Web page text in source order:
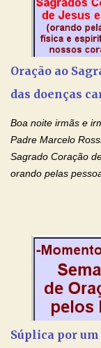
Jesus, que, pelo
possamos nos
prejudicando a
(apresente aqui o
coração, confiante
agradeço de
Oração ao
das doenças
Boa noite irmãs e
Padre Marcelo
Sagrado Coração
orando pelas
esta abençoada
Momento de Fé,
orações com o
tenha fé, creia
Kairós aconteça
Mensagem do
Súplica por